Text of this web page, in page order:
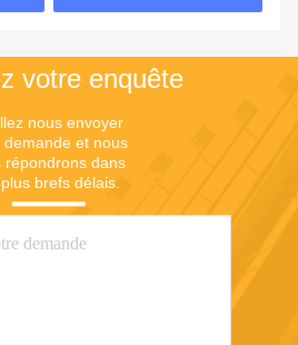
votre enquête
nous envoyer
demande et nous
répondrons dans
brefs délais.